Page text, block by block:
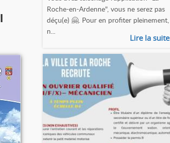
Roche-en-Ardenne", vous ne serez pas
déçu(e) 🤗. Pour en profiter pleinement,
n...
Lire la suite